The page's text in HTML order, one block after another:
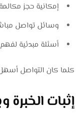
إمكانية حجز
وسائل تواصل
أسئلة مبدئية
كلما كان التواصل
إثبات الخبرة